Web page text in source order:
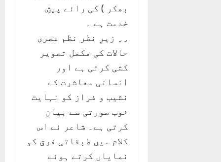
بھکر ) کی رائے پیشِ
خدمت ہے ۔
٫٫ زیرِ نظر نظم عصری
حالات کی مکمل تصویر
کشی کرتی ہے اور
انسانی معاشرت کے
نشیب و فراز کو نہایت
خوب صورتی سے بیان
کرتی ہے۔ شاعر نے اس
کلام میں طبقاتی فرق کو
نمایاں کرتے ہوئے